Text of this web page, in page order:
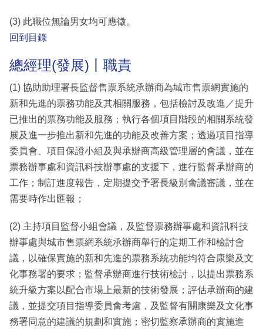
(3) 此職位無論男女均可應徵。
回到目錄
總經理(發展)丨職責
(1) 協助助理署長監督售票系統承辦商為城市售票網實施的
新和先進的票務功能及其相關服務，包括檢討及改進／提升
已推出的票務功能及服務；執行各個項目階段的相關系統發
展及進一步推出新和先進的功能及改善方案；透過項目指導
委員會、項目保證小組及與承辦商高級管理層的會議，並在
票務辦事處和資訊科技辦事處的支援下，進行監督承辦商的
工作；制訂進度報告，定期提交予署長級別會議審議，並在
需要時作出匯報；
(2) 主持項目監督小組會議，及監督票務辦事處和資訊科技
辦事處與城市售票網系統承辦商舉行的定期工作和檢討會
議，以確保實施的新和先進的票務系統功能均符合康樂及文
化事務署的要求；監督承辦商進行技術檢討，以提出票務系
統升級方案以配合市場上最新的技術發展；評估承辦商的建
議，並提交項目指導委員會考慮，及監督有關康樂及文化事
務署同意的建議的規劃和實施；密切監察承辦商的實施進